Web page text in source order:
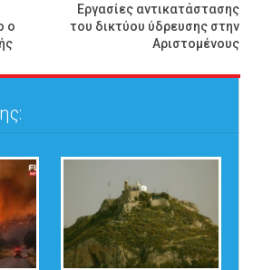
ο
Εργασίες αντικατάστασης
του δικτύου ύδρευσης στην
Αριστομένους